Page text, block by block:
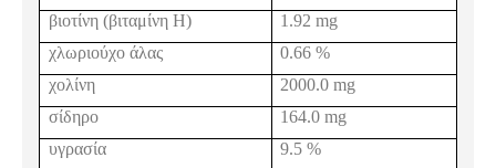
βιοτίνη (βιταμίνη Η)
1.92mg
χλωριούχο άλας
0.66 %
χολίνη
2000.0mg
σίδηρο
164.0mg
υγρασία
9.5 %